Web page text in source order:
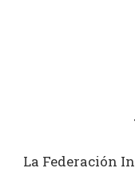
La Federación